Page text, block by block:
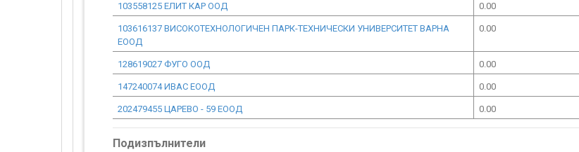
103558125 ЕЛИТ КАР ООД 0.00
103616137 ВИСОКОТЕХНОЛОГИЧЕН ПАРК-ТЕХНИЧЕСКИ УНИВЕРСИТЕТ ВАРНА
ЕООД
0.00
128619027 ФУГО ООД 0.00
147240074 ИВАС ЕООД 0.00
202479455 ЦАРЕВО - 59 ЕООД 0.00
Подизпълнители